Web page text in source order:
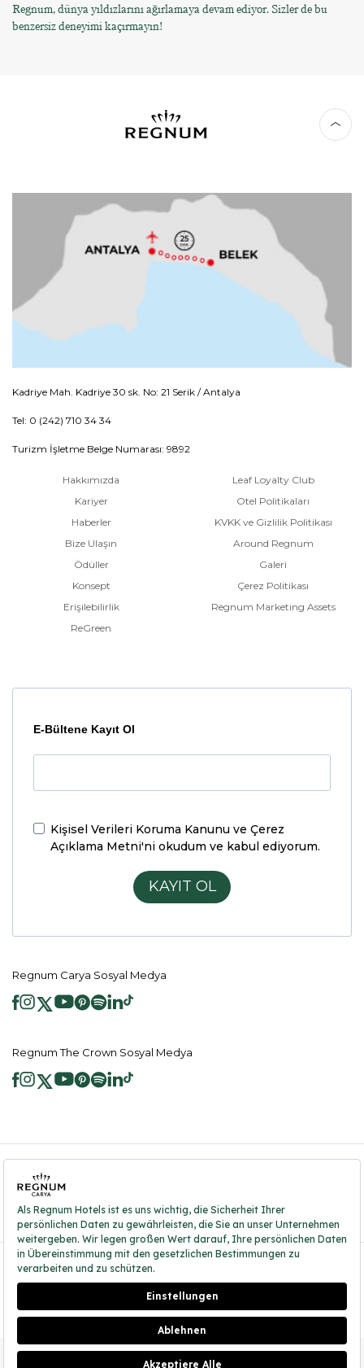
Regnum, dünya yıldızlarını ağırlamaya devam ediyor. Sizler de bu
benzersiz deneyimi kaçırmayın!
Kadriye Mah. Kadriye 30 sk. No: 21 Serik / Antalya
Tel: 0 (242) 710 34 34
Turizm İşletme Belge Numarası: 9892
Hakkımızda
Kariyer
Haberler
Bize Ulaşın
Ödüller
Konsept
Erişilebilirlik
ReGreen
Leaf Loyalty Club
Otel Politikaları
KVKK ve Gizlilik Politikası
Around Regnum
Galeri
Çerez Politikası
Regnum Marketing Assets
E-Bültene Kayıt Ol
Kişisel Verileri Koruma Kanunu ve Çerez
Açıklama Metni'ni okudum ve kabul ediyorum.
KAYIT OL
Regnum Carya Sosyal Medya
Regnum The Crown Sosyal Medya
2026 ® Regnum Hotels. Tüm hakları saklıdır.
Bilgi Toplumu Hizmetleri